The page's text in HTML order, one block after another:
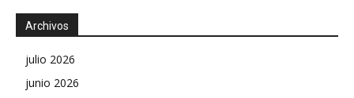
Archivos
julio 2026
junio 2026